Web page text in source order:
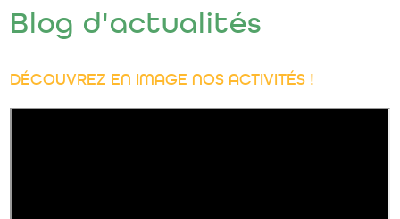
Blog d'actualités
DÉCOUVREZ EN IMAGE NOS ACTIVITÉS !